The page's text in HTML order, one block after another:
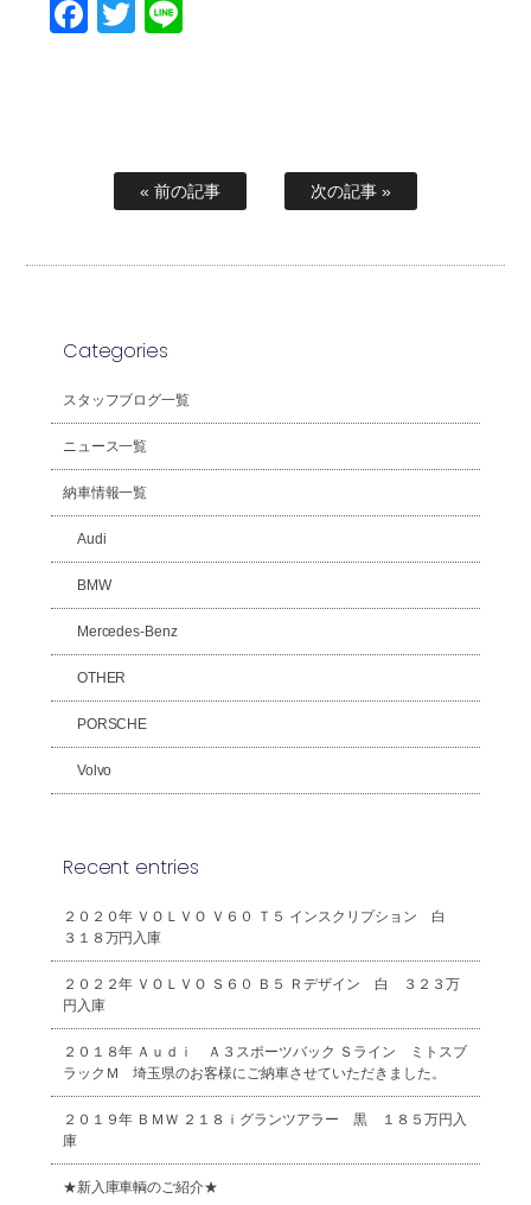
Facebook
Twitter
« 前の記事 次の記事 »
Categories
スタッフブログ一覧
ニュース一覧
納車情報一覧
Audi
BMW
Mercedes-Benz
OTHER
PORSCHE
Volvo
Recent entries
２０２０年 ＶＯＬＶＯ Ｖ６０ Ｔ５ インスクリプション 白
３１８万円入庫
２０２２年 ＶＯＬＶＯ Ｓ６０ Ｂ５ Ｒデザイン 白 ３２３万
円入庫
２０１８年 Ａｕｄｉ Ａ３スポーツバック Ｓライン ミトスブ
ラックＭ 埼玉県のお客様にご納車させていただきました。
２０１９年 ＢＭＷ ２１８ｉグランツアラー 黒 １８５万円入
庫
★新入庫車輌のご紹介★